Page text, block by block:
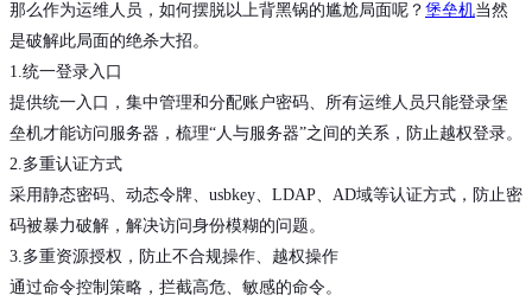
那么作为运维人员，如何摆脱以上背黑锅的尴尬局面呢？ 堡垒机当然
是破解此局面的绝杀大招。
1.统一登录入口
提供统一入口，集中管理和分配账户密码、所有运维人员只能登录堡
垒机才能访问服务器，梳理“人与服务器”之间的关系，防止越权登录。
2.多重认证方式
采用静态密码、动态令牌、usbkey、LDAP、AD域等认证方式，防止密
码被暴力破解，解决访问身份模糊的问题。
3.多重资源授权，防止不合规操作、越权操作
通过命令控制策略，拦截高危、敏感的命令。